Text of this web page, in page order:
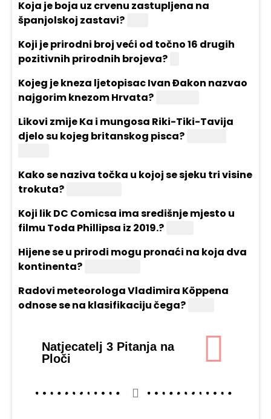
Koja je boja uz crvenu zastupljena na
španjolskoj zastavi?
Koji je prirodni broj veći od točno 16 drugih
pozitivnih prirodnih brojeva?
Kojeg je kneza ljetopisac Ivan Đakon nazvao
najgorim knezom Hrvata?
Likovi zmije Ka i mungosa Riki-Tiki-Tavija
djelo su kojeg britanskog pisca?
Kako se naziva točka u kojoj se sjeku tri visine
trokuta?
Koji lik DC Comicsa ima središnje mjesto u
filmu Toda Phillipsa iz 2019.?
Hijene se u prirodi mogu pronaći na koja dva
kontinenta?
Radovi meteorologa Vladimira Köppena
odnose se na klasifikaciju čega?
Natjecatelj 3 Pitanja na
Ploči